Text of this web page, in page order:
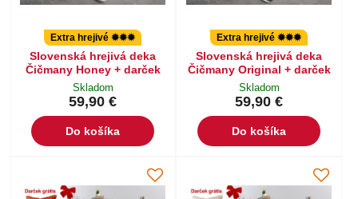
Extra hrejivé ✹✹✹
Slovenská hrejivá deka
Čičmany Honey + darček
Skladom
59,90 €
Do košíka
Extra hrejivé ✹✹✹
Slovenská hrejivá deka
Čičmany Original + darček
Skladom
59,90 €
Do košíka